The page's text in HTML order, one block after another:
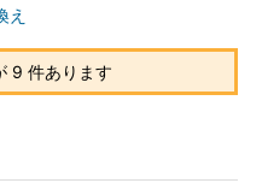
え
9 件あります